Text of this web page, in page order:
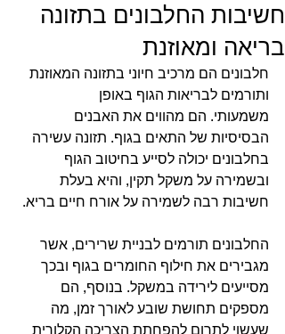
חשיבות החלבונים בתזונה
בריאה ומאוזנת
חלבונים הם מרכיב חיוני בתזונה המאוזנת
ותורמים לבריאות הגוף באופן
משמעותי. הם מהווים את האבנים
הבסיסיות של התאים בגוף. תזונה עשירה
בחלבונים יכולה לסייע בחיטוב הגוף
ובשמירה על משקל תקין, והיא בעלת
חשיבות רבה לשמירה על אורח חיים בריא.
החלבונים תורמים לבניית שרירים, אשר
מגבירים את חילוף החומרים בגוף ובכך
מסייעים לירידה במשקל. בנוסף, הם
מספקים תחושת שובע לאורך זמן, מה
שעשוי לתרום להפחתת הצריכה הקלורית